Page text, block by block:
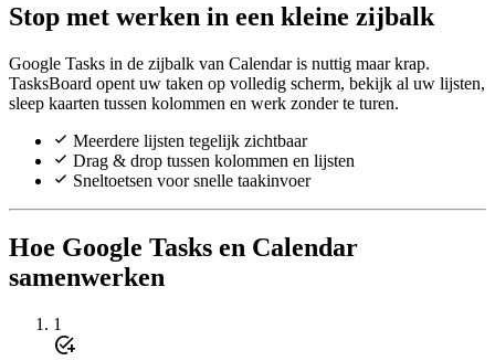
Stop met werken in een kleine zijbalk
Google Tasks in de zijbalk van Calendar is nuttig maar krap.
TasksBoard opent uw taken op volledig scherm, bekijk al uw lijsten,
sleep kaarten tussen kolommen en werk zonder te turen.
Meerdere lijsten tegelijk zichtbaar
Drag & drop tussen kolommen en lijsten
Sneltoetsen voor snelle taakinvoer
Hoe Google Tasks en Calendar
samenwerken
1
add_task